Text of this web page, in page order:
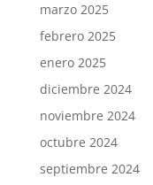
marzo 2025
febrero 2025
enero 2025
diciembre 2024
noviembre 2024
octubre 2024
septiembre 2024